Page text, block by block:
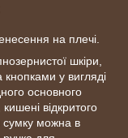
на плечі.
шкіри,
у вигляді
основного
відкритого
сумку можна в